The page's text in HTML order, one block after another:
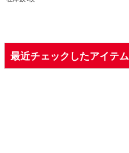
最近チェックしたアイテム